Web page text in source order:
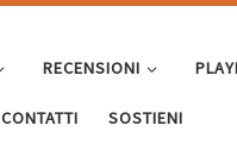
RECENSIONI
CONTATTI SOSTIENI